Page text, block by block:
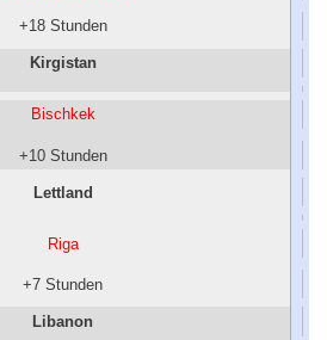
+18 Stunden
Kirgistan
Bischkek
+10 Stunden
Lettland
Riga
+7 Stunden
Libanon